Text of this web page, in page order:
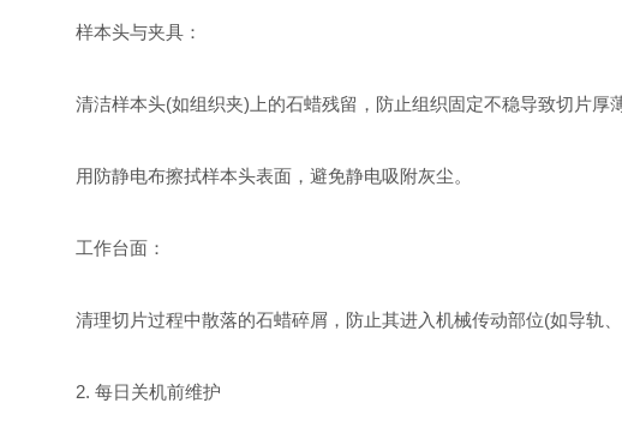
样本头与夹具：
清洁样本头(如组织夹)上的石蜡残留，防止组织固定不稳导致切片厚
用防静电布擦拭样本头表面，避免静电吸附灰尘。
工作台面：
清理切片过程中散落的石蜡碎屑，防止其进入机械传动部位(如导轨
2. 每日关机前维护